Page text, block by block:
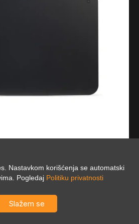
Toshiba CANVIO BASIC
Nastavkom korišćenja se automatski
Pogledaj Politiku privatnosti
Slažem se